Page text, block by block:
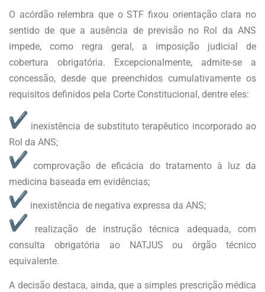
O acórdão relembra que o STF fixou orientação clara no
sentido de que a ausência de previsão no Rol da ANS
impede, como regra geral, a imposição judicial de
cobertura obrigatória. Excepcionalmente, admite-se a
concessão, desde que preenchidos cumulativamente os
requisitos definidos pela Corte Constitucional, dentre eles:
inexistência de substituto terapêutico incorporado ao
Rol da ANS;
comprovação de eficácia do tratamento à luz da
medicina baseada em evidências;
inexistência de negativa expressa da ANS;
realização de instrução técnica adequada, com
consulta obrigatória ao NATJUS ou órgão técnico
equivalente.
A decisão destaca, ainda, que a simples prescrição médica